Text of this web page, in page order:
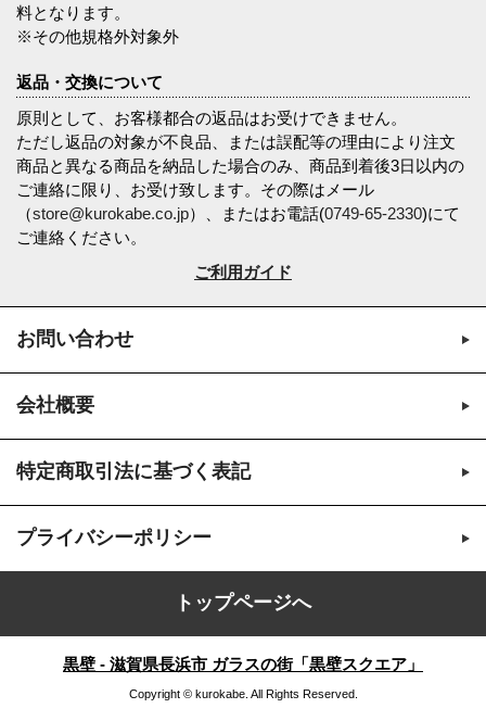
料となります。
※その他規格外対象外
返品・交換について
原則として、お客様都合の返品はお受けできません。
ただし返品の対象が不良品、または誤配等の理由により注文
商品と異なる商品を納品した場合のみ、商品到着後3日以内の
ご連絡に限り、お受け致します。その際はメール
（store@kurokabe.co.jp）、またはお電話(0749-65-2330)にて
ご連絡ください。
ご利用ガイド
お問い合わせ
会社概要
特定商取引法に基づく表記
プライバシーポリシー
トップページへ
黒壁 - 滋賀県長浜市 ガラスの街「黒壁スクエア」
Copyright © kurokabe. All Rights Reserved.